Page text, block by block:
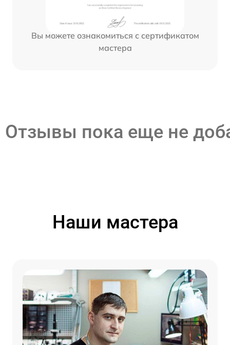
Вы можете ознакомиться с сертификатом
мастера
Отзывы пока еще не
Наши мастера